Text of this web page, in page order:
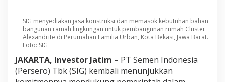
SIG menyediakan jasa konstruksi dan memasok kebutuhan bahan
bangunan ramah lingkungan untuk pembangunan rumah Cluster
Alexandrite di Perumahan Familia Urban, Kota Bekasi, Jawa Barat.
Foto: SIG
JAKARTA, Investor Jatim – PT Semen Indonesia
(Persero) Tbk (SIG) kembali menunjukkan